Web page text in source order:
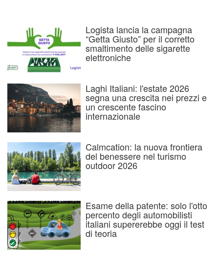
Logista lancia la campagna
“Getta Giusto” per il corretto
smaltimento delle sigarette
elettroniche
Laghi Italiani: l'estate 2026
segna una crescita nei prezzi e
un crescente fascino
internazionale
Calmcation: la nuova frontiera
del benessere nel turismo
outdoor 2026
Esame della patente: solo l'otto
percento degli automobilisti
italiani supererebbe oggi il test
di teoria